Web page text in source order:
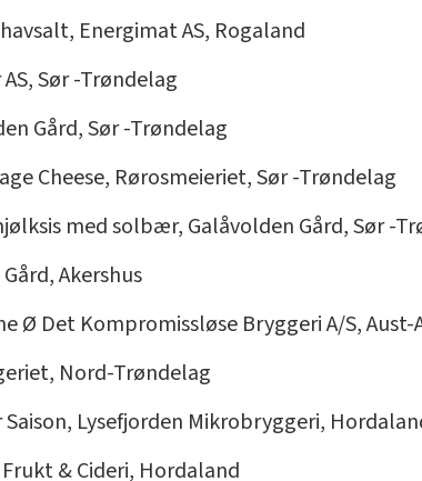
Energimat AS, Rogaland
Sør -Trøndelag
Gård, Sør -Trøndelag
Cheese, Rørosmeieriet, Sør -Trøndelag
med solbær, Galåvolden Gård, Sør -
Akershus
Ø Det Kompromissløse Bryggeri A/S, Aust-
Nord-Trøndelag
Lysefjorden Mikrobryggeri,
& Cideri, Hordaland